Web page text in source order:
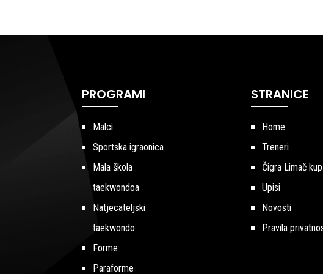
PROGRAMI
Malci
Sportska igraonica
Mala škola
taekwondoa
Natjecateljski
taekwondo
Forme
Paraforme
STRANICE
Home
Treneri
Čigra Limač kup
Upisi
Novosti
Pravila